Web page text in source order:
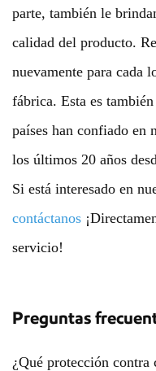
parte, también le
calidad del producto.
nuevamente para cada
fábrica. Esta es
países han confiado en
los últimos 20 años
Si está interesado en
contáctanos
servicio!
Preguntas
¿Qué protección contra